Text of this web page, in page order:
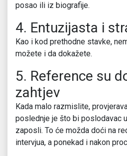
posao ili iz biografije.
4. Entuzijasta i
Kao i kod prethodne stavke,
možete i da dokažete.
5. Reference su
zahtjev
Kada malo razmislite,
poslednje je što bi poslodavac
zaposli. To će možda doći na
intervjua, a ponekad i nakon